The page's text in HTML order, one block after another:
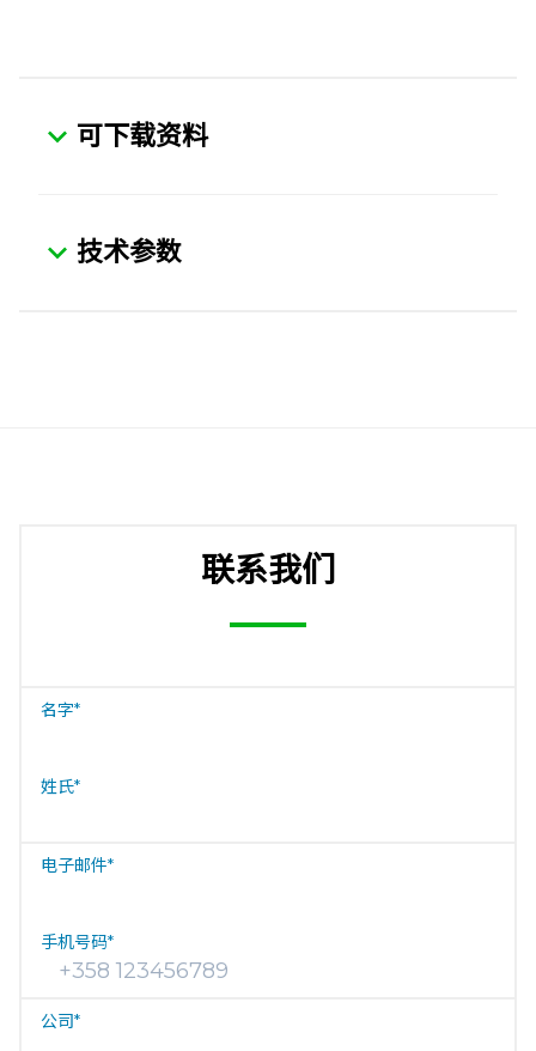
可下载资料
技术参数
联系我们
名字*
姓氏*
电子邮件*
手机号码*
公司*